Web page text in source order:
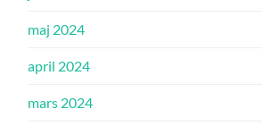
maj 2024
april 2024
mars 2024